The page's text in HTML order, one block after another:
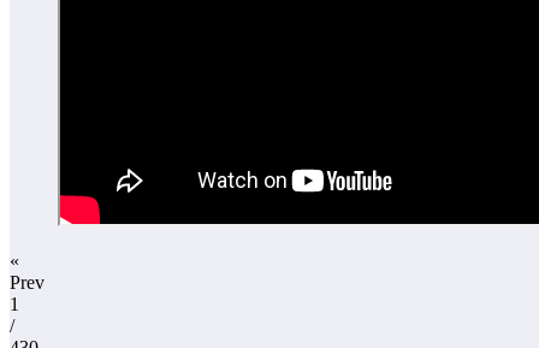
«
Prev
1
/